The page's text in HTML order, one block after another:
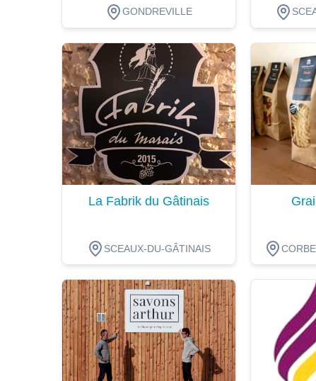
GONDREVILLE
Dégustation
La Fabrik du Gâtinais
SCEAUX-DU-GÂTINAIS
Dégustation